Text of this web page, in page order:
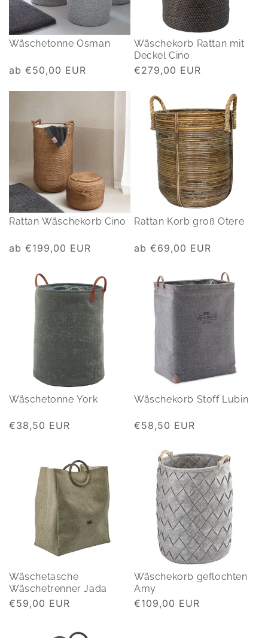
Wäschetonne Osman
Normaler
ab €50,00 EUR
Wäschekorb Rattan mit
Deckel Cino
Normaler
€279,00 EUR
Rattan Wäschekorb Cino
Normaler
ab €199,00 EUR
Rattan Korb groß Otere
Normaler
ab €69,00 EUR
Wäschetonne York
Normaler
€38,50 EUR
Wäschekorb Stoff Lubin
Normaler
€58,50 EUR
Wäschetasche
Wäschetrenner Jada
Normaler
€59,00 EUR
Wäschekorb geflochten
Amy
Normaler
€109,00 EUR